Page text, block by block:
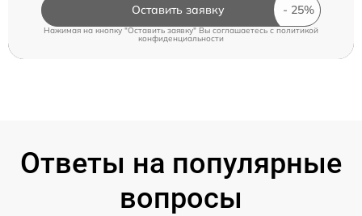
Оставить заявку
Нажимая на кнопку "Оставить заявку" Вы соглашаетесь cполитикой
конфиденциальности
Ответы на популярные
вопросы